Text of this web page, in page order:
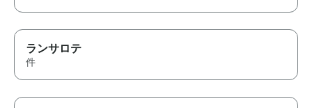
ランサロテ
件